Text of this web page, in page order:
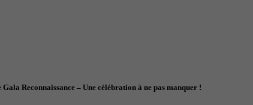
Reconnaissance – Une célébration à ne pas manquer !